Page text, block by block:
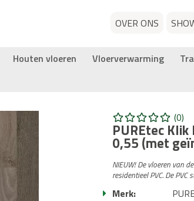
OVER ONS
Houten vloeren Vloerverwarming
(0)
PUREtec
0,55 (met
NIEUW! De vloeren van
residentieel PVC. De
Merk: